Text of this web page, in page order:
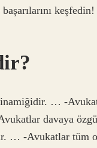
… -
davaya
-Avukatlar tüm